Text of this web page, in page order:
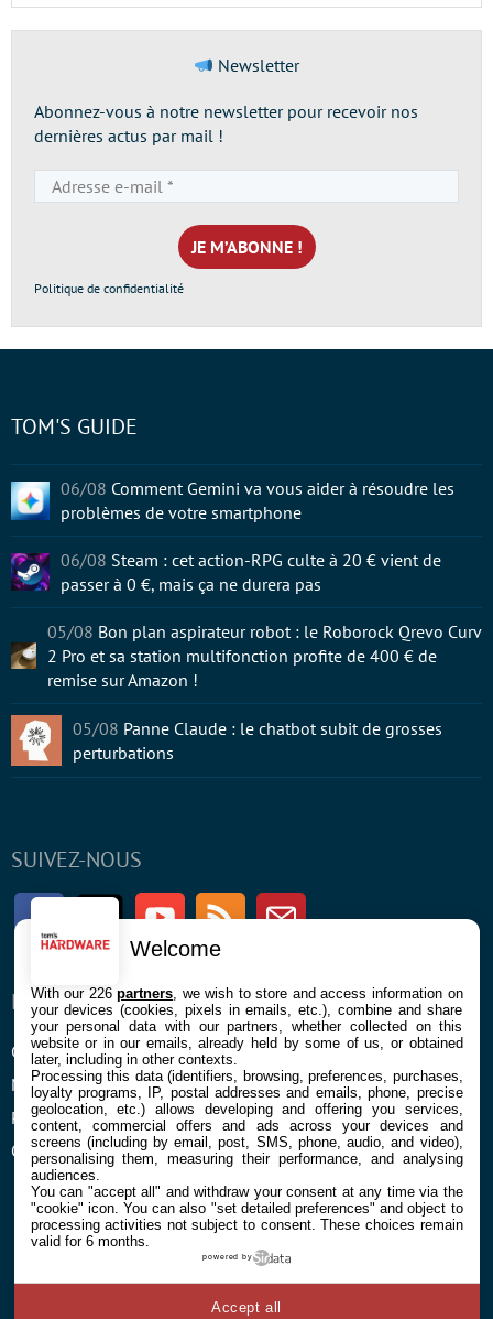
Newsletter
Abonnez-vous à notre newsletter pour recevoir nos
dernières actus par mail !
e-
mail
*
Politique de confidentialité
SUIVEZ-NOUS
FacebookTwitter Youtube RSS Newsletter
ENTREPRISE
Confidentialité et Cookies
Mentions légales et CGU
Préférences Cookies
Qui sommes nous
À PROPOS
Contact
TOM'S GUIDE
06/08 Comment Gemini va vous aider à résoudre les
problèmes de votre smartphone
06/08 Steam : cet action-RPG culte à 20 € vient de
passer à 0 €, mais ça ne durera pas
05/08 Bon plan aspirateur robot : le Roborock Qrevo Curv
2 Pro et sa station multifonction profite de 400 € de
remise sur Amazon !
05/08 Panne Claude : le chatbot subit de grosses
perturbations
Welcome
With our 226partners , we wish to store and access information on
your devices (cookies, pixels in emails, etc.), combine and share
your personal data with our partners, whether collected on this
website or in our emails, already held by some of us, or obtained
later, including in other contexts.
Processing this data (identifiers, browsing, preferences, purchases,
loyalty programs, IP, postal addresses and emails, phone, precise
geolocation, etc.) allows developing and offering you services,
content, commercial offers and ads across your devices and
screens (including by email, post, SMS, phone, audio, and video),
personalising them, measuring their performance, and analysing
audiences.
You can "accept all" and withdraw your consent at any time via the
"cookie" icon. You can also "set detailed preferences" and object to
processing activities not subject to consent. These choices remain
valid for 6 months.
powered by
Accept all